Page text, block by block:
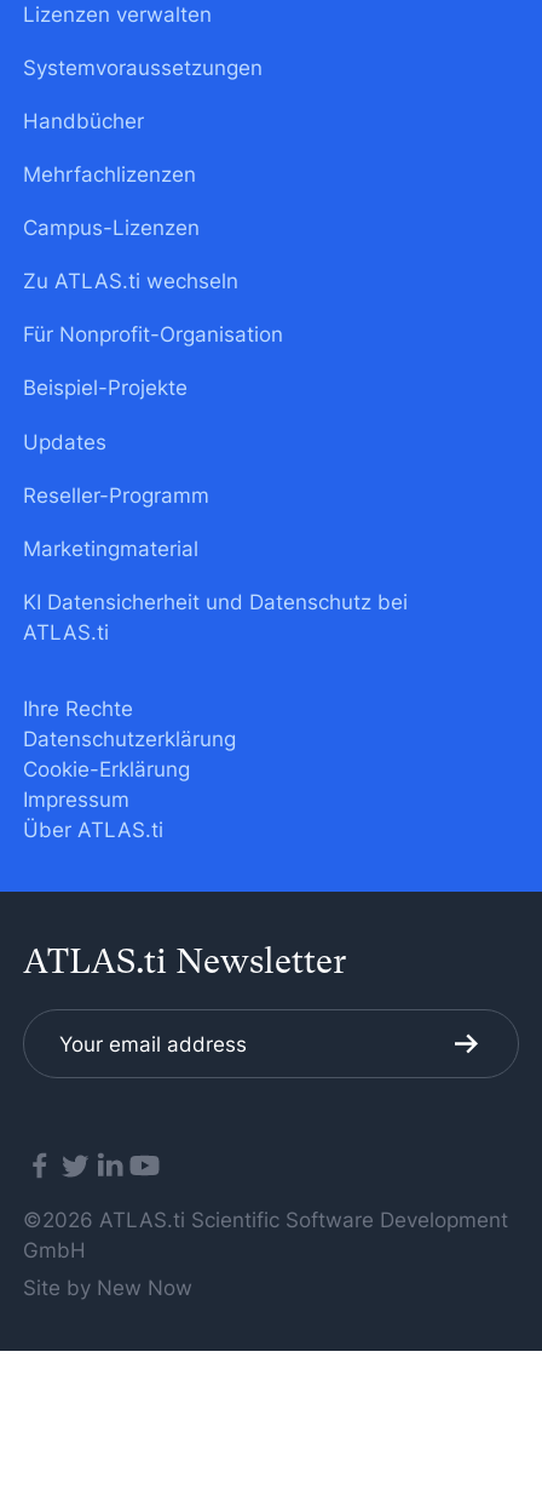
ATLAS.ti Newsletter
©2026 ATLAS.ti Scientific Software Development
GmbH
Site by New Now
Lizenzen verwalten
Systemvoraussetzungen
Handbücher
Mehrfachlizenzen
Campus-Lizenzen
Zu ATLAS.ti wechseln
Für Nonprofit-Organisation
Beispiel-Projekte
Updates
Reseller-Programm
Marketingmaterial
KI Datensicherheit und Datenschutz bei
ATLAS.ti
Ihre Rechte
Datenschutzerklärung
Cookie-Erklärung
Impressum
Über ATLAS.ti